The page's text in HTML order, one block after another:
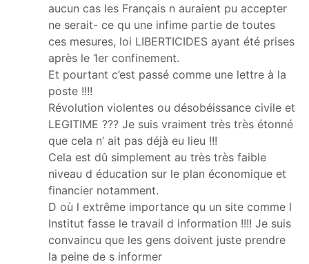
aucun cas les Français n auraient pu accepter
ne serait- ce qu une infime partie de toutes
ces mesures, loi LIBERTICIDES ayant été prises
après le 1er confinement.
Et pourtant c’est passé comme une lettre à la
poste !!!!
Révolution violentes ou désobéissance civile et
LEGITIME ??? Je suis vraiment très très étonné
que cela n’ ait pas déjà eu lieu !!!
Cela est dû simplement au très très faible
niveau d éducation sur le plan économique et
financier notamment.
D où l extrême importance qu un site comme l
Institut fasse le travail d information !!!! Je suis
convaincu que les gens doivent juste prendre
la peine de s informer